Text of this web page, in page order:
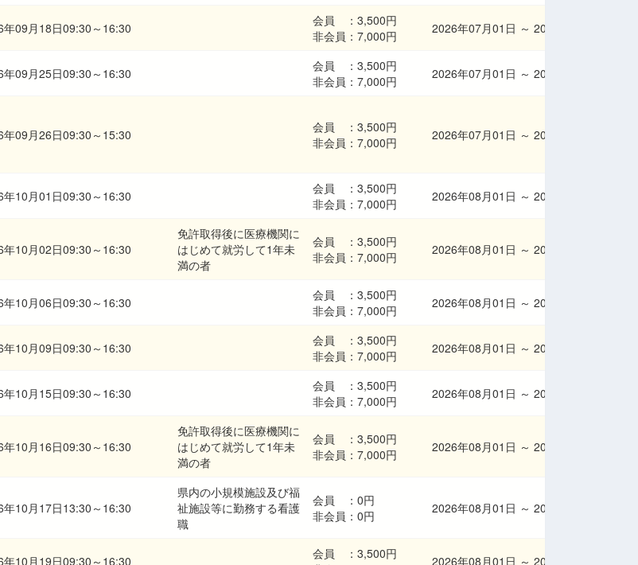
年09月18日09:30～16:30 会員 ： 3,500円
非会員： 7,000円 2026年07月01日 ～ 2026年08月23日
年09月25日09:30～16:30 会員 ： 3,500円
非会員： 7,000円 2026年07月01日 ～ 2026年08月23日
年09月26日09:30～15:30 会員 ： 3,500円
非会員： 7,000円 2026年07月01日 ～ 2026年08月23日
年10月01日09:30～16:30 会員 ： 3,500円
非会員： 7,000円 2026年08月01日 ～ 2026年08月31日
年10月02日09:30～16:30
免許取得後に医療機関に
はじめて就労して1年未
満の者
会員 ： 3,500円
非会員： 7,000円 2026年08月01日 ～ 2026年08月31日
年10月06日09:30～16:30 会員 ： 3,500円
非会員： 7,000円 2026年08月01日 ～ 2026年08月31日
年10月09日09:30～16:30 会員 ： 3,500円
非会員： 7,000円 2026年08月01日 ～ 2026年08月31日
年10月15日09:30～16:30 会員 ： 3,500円
非会員： 7,000円 2026年08月01日 ～ 2026年08月31日
年10月16日09:30～16:30
免許取得後に医療機関に
はじめて就労して1年未
満の者
会員 ： 3,500円
非会員： 7,000円 2026年08月01日 ～ 2026年08月31日
年10月17日13:30～16:30
県内の小規模施設及び福
祉施設等に勤務する看護
職
会員 ： 0円
非会員： 0円 2026年08月01日 ～ 2026年08月31日
年10月19日09:30～16:30 会員 ： 3,500円
2026年08月01日 ～ 2026年08月31日